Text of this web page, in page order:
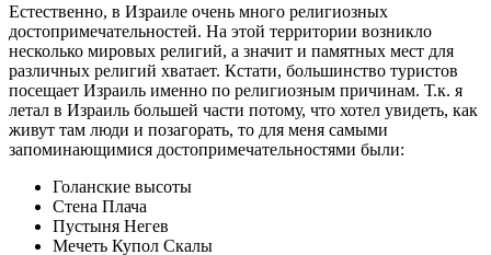
Естественно, в Израиле очень много религиозных
достопримечательностей. На этой территории возникло
несколько мировых религий, а значит и памятных мест для
различных религий хватает. Кстати, большинство туристов
посещает Израиль именно по религиозным причинам. Т.к. я
летал в Израиль большей части потому, что хотел увидеть, как
живут там люди и позагорать, то для меня самыми
запоминающимися достопримечательностями были:
Голанские высоты
Стена Плача
Пустыня Негев
Мечеть Купол Скалы